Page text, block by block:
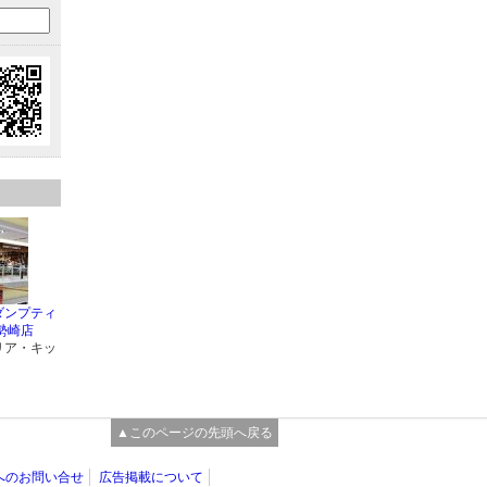
プティ
崎店
・キッ
▲このページの先頭へ戻る
のお問い合せ 広告掲載について